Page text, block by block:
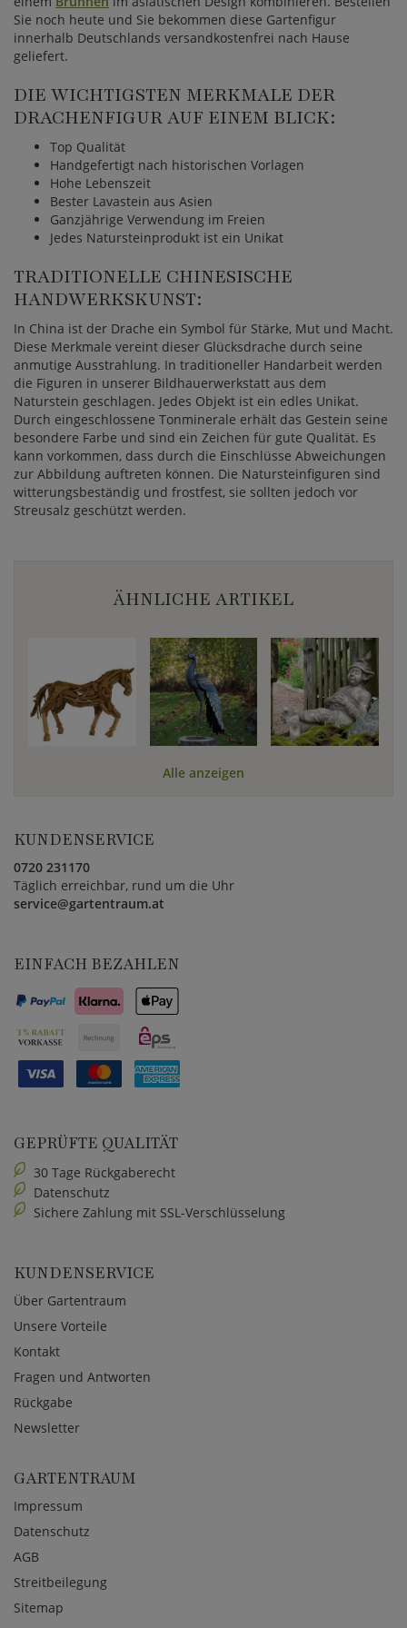
Sie noch heute und Sie bekommen diese Gartenfigur
innerhalb Deutschlands versandkostenfrei nach Hause
geliefert.
DIE WICHTIGSTEN MERKMALE DER
DRACHENFIGUR AUF EINEM BLICK:
Top Qualität
Handgefertigt nach historischen Vorlagen
Hohe Lebenszeit
Bester Lavastein aus Asien
Ganzjährige Verwendung im Freien
Jedes Natursteinprodukt ist ein Unikat
TRADITIONELLE CHINESISCHE
HANDWERKSKUNST:
In China ist der Drache ein Symbol für Stärke, Mut und Macht.
Diese Merkmale vereint dieser Glücksdrache durch seine
anmutige Ausstrahlung. In traditioneller Handarbeit werden
die Figuren in unserer Bildhauerwerkstatt aus dem
Naturstein geschlagen. Jedes Objekt ist ein edles Unikat.
Durch eingeschlossene Tonminerale erhält das Gestein seine
besondere Farbe und sind ein Zeichen für gute Qualität. Es
kann vorkommen, dass durch die Einschlüsse Abweichungen
zur Abbildung auftreten können. Die Natursteinfiguren sind
witterungsbeständig und frostfest, sie sollten jedoch vor
Streusalz geschützt werden.
ÄHNLICHE ARTIKEL
Alle anzeigen
KUNDENSERVICE
0720 231170
Täglich erreichbar, rund um die Uhr
service@gartentraum.at
EINFACH BEZAHLEN
GEPRÜFTE QUALITÄT
30 Tage Rückgaberecht
Datenschutz
Sichere Zahlung mit SSL-Verschlüsselung
KUNDENSERVICE
Über Gartentraum
Unsere Vorteile
Kontakt
Fragen und Antworten
Rückgabe
Newsletter
GARTENTRAUM
Impressum
Datenschutz
AGB
Streitbeilegung
Sitemap